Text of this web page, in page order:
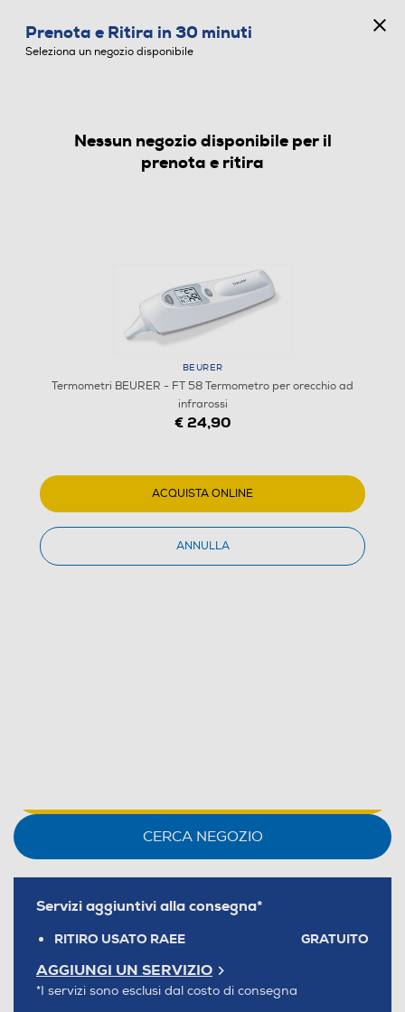
TERMOMETRI
BEURER - FT 58 Termometro per orecchio ad
€ 24,90
CERCA NEGOZIO
Servizi aggiuntivi alla consegna*
RITIRO USATO RAEE GRATUITO
AGGIUNGI UN SERVIZIO
*I servizi sono esclusi dal costo di consegna
Prenota e Ritira in 30 minuti
Seleziona un negozio disponibile
Nessun negozio disponibile per il
prenota e ritira
BEURER
Termometri BEURER - FT 58 Termometro per orecchio ad
infrarossi
€ 24,90
ACQUISTA ONLINE
ANNULLA